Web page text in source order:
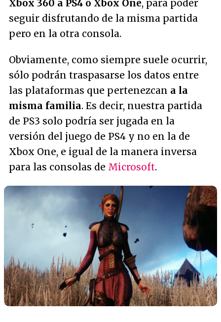
Xbox 360 a PS4 o Xbox One, para poder
seguir disfrutando de la misma partida
pero en la otra consola.
Obviamente, como siempre suele ocurrir,
sólo podrán traspasarse los datos entre
las plataformas que pertenezcan a la
misma familia. Es decir, nuestra partida
de PS3 solo podría ser jugada en la
versión del juego de PS4 y no en la de
Xbox One, e igual de la manera inversa
para las consolas de Microsoft.